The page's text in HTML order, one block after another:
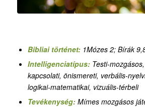
Bibliai történet: 1Mózes 2; Bírák
Intelligenciatípus: Testi-
kapcsolati, önismereti, verbális-
logikai-matematikai, vizuális-térbeli
Tevékenység: Mímes mozgásos